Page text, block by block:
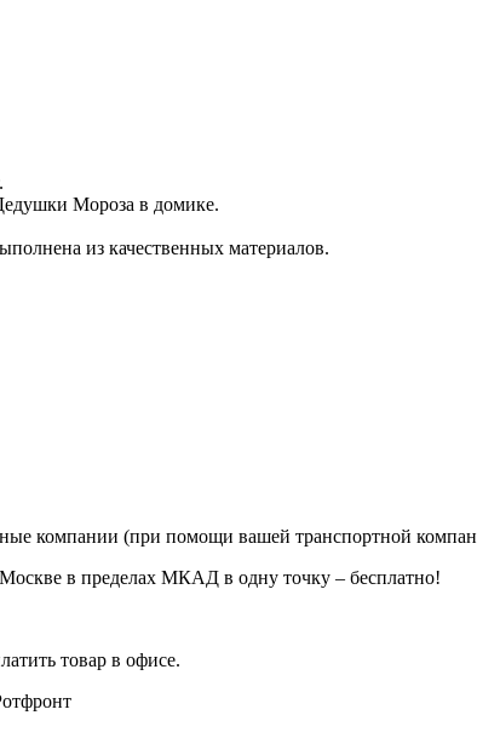
Мороза в домике.
из качественных материалов.
компании (при помощи вашей транспортной
в пределах МКАД в одну точку – бесплатно!
товар в офисе.